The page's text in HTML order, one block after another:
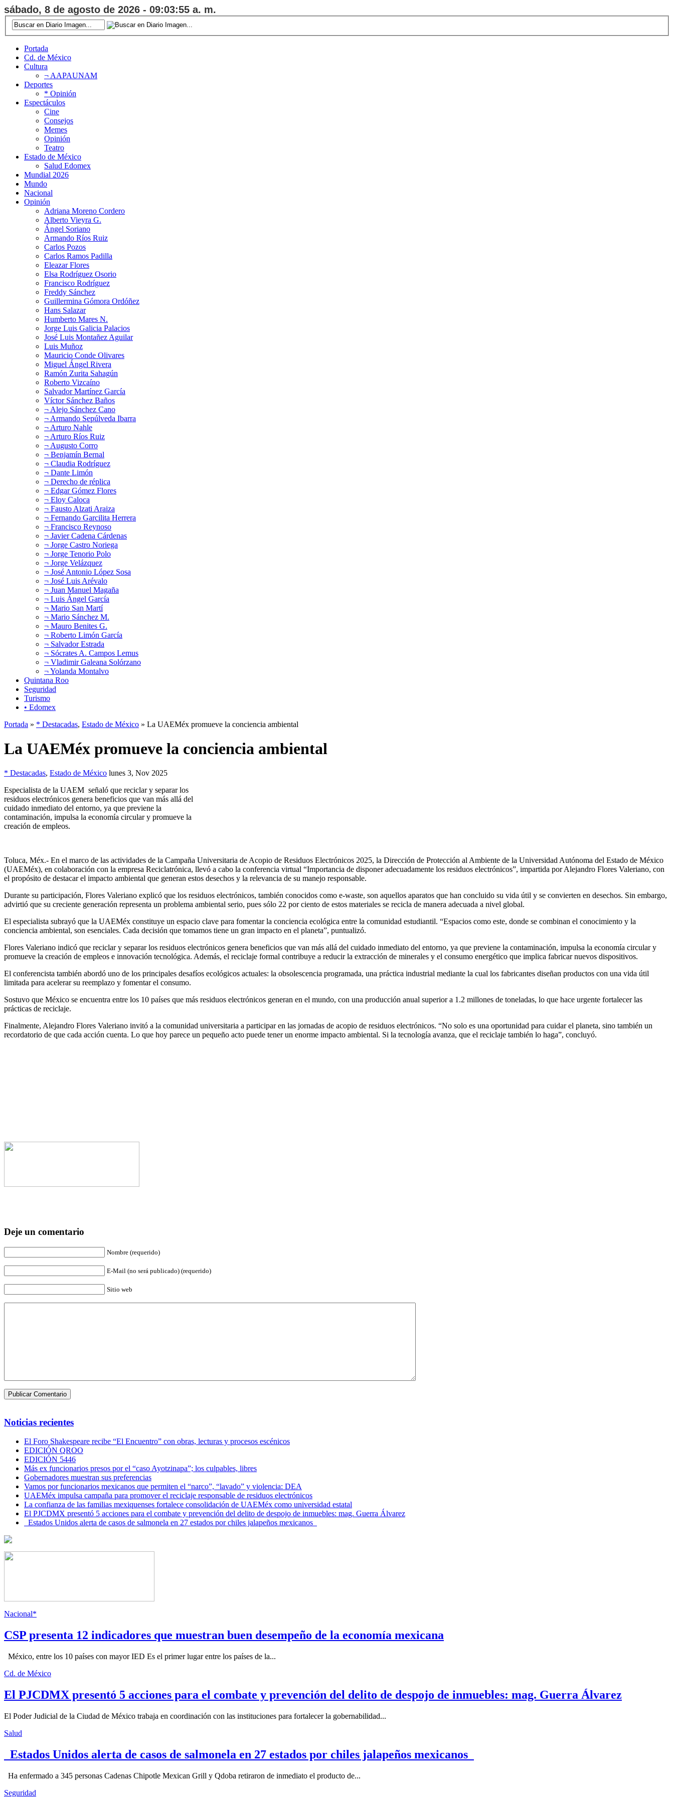
sábado, 8 de agosto de 2026 - 09:03:56 a. m.
Portada
Cd. de México
Cultura
¬ AAPAUNAM
Deportes
* Opinión
Espectáculos
Cine
Consejos
Memes
Opinión
Teatro
Estado de México
Salud Edomex
Mundial 2026
Mundo
Nacional
Opinión
Adriana Moreno Cordero
Alberto Vieyra G.
Ángel Soriano
Armando Ríos Ruiz
Carlos Pozos
Carlos Ramos Padilla
Eleazar Flores
Elsa Rodríguez Osorio
Francisco Rodríguez
Freddy Sánchez
Guillermina Gómora Ordóñez
Hans Salazar
Humberto Mares N.
Jorge Luis Galicia Palacios
José Luis Montañez Aguilar
Luis Muñoz
Mauricio Conde Olivares
Miguel Ángel Rivera
Ramón Zurita Sahagún
Roberto Vizcaíno
Salvador Martínez García
Víctor Sánchez Baños
¬ Alejo Sánchez Cano
¬ Armando Sepúlveda Ibarra
¬ Arturo Nahle
¬ Arturo Ríos Ruiz
¬ Augusto Corro
¬ Benjamín Bernal
¬ Claudia Rodríguez
¬ Dante Limón
¬ Derecho de réplica
¬ Edgar Gómez Flores
¬ Eloy Caloca
¬ Fausto Alzati Araiza
¬ Fernando Garcilita Herrera
¬ Francisco Reynoso
¬ Javier Cadena Cárdenas
¬ Jorge Castro Noriega
¬ Jorge Tenorio Polo
¬ Jorge Velázquez
¬ José Antonio López Sosa
¬ José Luis Arévalo
¬ Juan Manuel Magaña
¬ Luis Ángel García
¬ Mario San Martí
¬ Mario Sánchez M.
¬ Mauro Benites G.
¬ Roberto Limón García
¬ Salvador Estrada
¬ Sócrates A. Campos Lemus
¬ Vladimir Galeana Solórzano
¬ Yolanda Montalvo
Quintana Roo
Seguridad
Turismo
• Edomex
Portada » * Destacadas, Estado de México » La UAEMéx promueve la conciencia ambiental
La UAEMéx promueve la conciencia ambiental
* Destacadas, Estado de México lunes 3, Nov 2025
Especialista de la UAEM señaló que reciclar y separar los
residuos electrónicos genera beneficios que van más allá del
cuidado inmediato del entorno, ya que previene la
contaminación, impulsa la economía circular y promueve la
creación de empleos.
Toluca, Méx.- En el marco de las actividades de la Campaña Universitaria de Acopio de Residuos Electrónicos 2025, la Dirección de Protección al Ambiente de la Universidad Autónoma del Estado de México
(UAEMéx), en colaboración con la empresa Reciclatrónica, llevó a cabo la conferencia virtual “Importancia de disponer adecuadamente los residuos electrónicos”, impartida por Alejandro Flores Valeriano, con
el propósito de destacar el impacto ambiental que generan estos desechos y la relevancia de su manejo responsable.
Durante su participación, Flores Valeriano explicó que los residuos electrónicos, también conocidos como e-waste, son aquellos aparatos que han concluido su vida útil y se convierten en desechos. Sin embargo,
advirtió que su creciente generación representa un problema ambiental serio, pues sólo 22 por ciento de estos materiales se recicla de manera adecuada a nivel global.
El especialista subrayó que la UAEMéx constituye un espacio clave para fomentar la conciencia ecológica entre la comunidad estudiantil. “Espacios como este, donde se combinan el conocimiento y la
conciencia ambiental, son esenciales. Cada decisión que tomamos tiene un gran impacto en el planeta”, puntualizó.
Flores Valeriano indicó que reciclar y separar los residuos electrónicos genera beneficios que van más allá del cuidado inmediato del entorno, ya que previene la contaminación, impulsa la economía circular y
promueve la creación de empleos e innovación tecnológica. Además, el reciclaje formal contribuye a reducir la extracción de minerales y el consumo energético que implica fabricar nuevos dispositivos.
El conferencista también abordó uno de los principales desafíos ecológicos actuales: la obsolescencia programada, una práctica industrial mediante la cual los fabricantes diseñan productos con una vida útil
limitada para acelerar su reemplazo y fomentar el consumo.
Sostuvo que México se encuentra entre los 10 países que más residuos electrónicos generan en el mundo, con una producción anual superior a 1.2 millones de toneladas, lo que hace urgente fortalecer las
prácticas de reciclaje.
Finalmente, Alejandro Flores Valeriano invitó a la comunidad universitaria a participar en las jornadas de acopio de residuos electrónicos. “No solo es una oportunidad para cuidar el planeta, sino también un
recordatorio de que cada acción cuenta. Lo que hoy parece un pequeño acto puede tener un enorme impacto ambiental. Si la tecnología avanza, que el reciclaje también lo haga”, concluyó.
Deje un comentario
Nombre (requerido)
E-Mail (no será publicado) (requerido)
Sitio web
Noticias recientes
El Foro Shakespeare recibe “El Encuentro” con obras, lecturas y procesos escénicos
EDICIÓN QROO
EDICIÓN 5446
Más ex funcionarios presos por el “caso Ayotzinapa”; los culpables, libres
Gobernadores muestran sus preferencias
Vamos por funcionarios mexicanos que permiten el “narco”, “lavado” y violencia: DEA
UAEMéx impulsa campaña para promover el reciclaje responsable de residuos electrónicos
La confianza de las familias mexiquenses fortalece consolidación de UAEMéx como universidad estatal
El PJCDMX presentó 5 acciones para el combate y prevención del delito de despojo de inmuebles: mag. Guerra Álvarez
Estados Unidos alerta de casos de salmonela en 27 estados por chiles jalapeños mexicanos
Nacional*
CSP presenta 12 indicadores que muestran buen desempeño de la economía mexicana
México, entre los 10 países con mayor IED Es el primer lugar entre los países de la...
Cd. de México
El PJCDMX presentó 5 acciones para el combate y prevención del delito de despojo de inmuebles: mag. Guerra Álvarez
El Poder Judicial de la Ciudad de México trabaja en coordinación con las instituciones para fortalecer la gobernabilidad...
Salud
Estados Unidos alerta de casos de salmonela en 27 estados por chiles jalapeños mexicanos
Ha enfermado a 345 personas Cadenas Chipotle Mexican Grill y Qdoba retiraron de inmediato el producto de...
Seguridad